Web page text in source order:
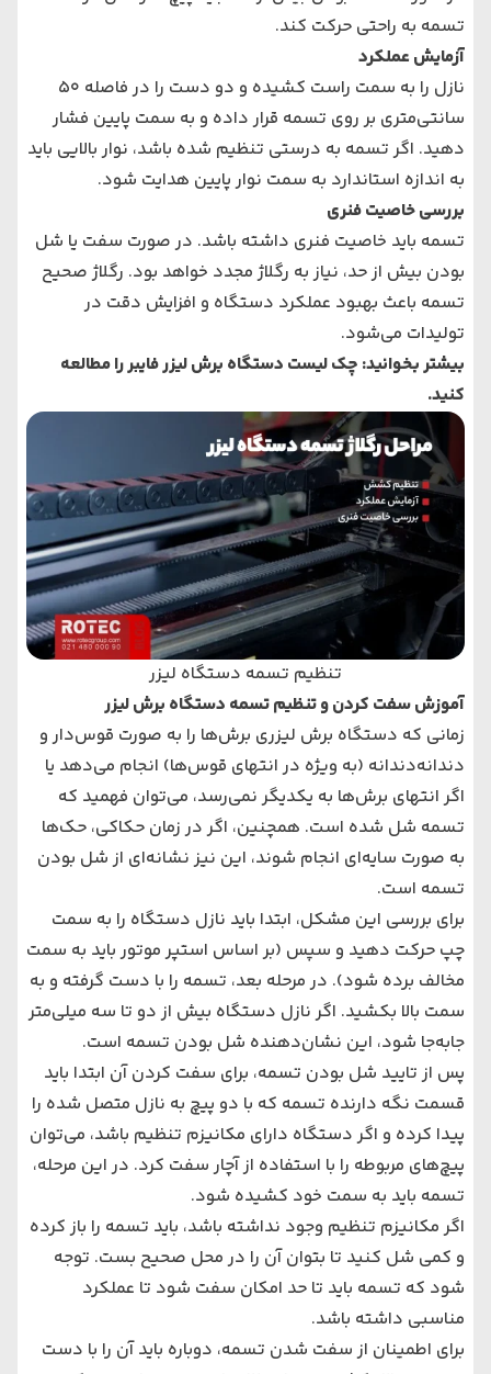
تسمه به راحتی حرکت کند.
آزمایش عملکرد
نازل را به سمت راست کشیده و دو دست را در فاصله 50
سانتی‌متری بر روی تسمه قرار داده و به سمت پایین فشار
دهید. اگر تسمه به درستی تنظیم شده باشد، نوار بالایی باید
به اندازه استاندارد به سمت نوار پایین هدایت شود.
بررسی خاصیت فنری
تسمه باید خاصیت فنری داشته باشد. در صورت سفت یا شل
بودن بیش از حد، نیاز به رگلاژ مجدد خواهد بود. رگلاژ صحیح
تسمه باعث بهبود عملکرد دستگاه و افزایش دقت در
تولیدات می‌شود.
بیشتر بخوانید: چک لیست دستگاه‌ برش لیزر فایبر را مطالعه
کنید.
تنظیم تسمه دستگاه لیزر
آموزش سفت کردن و تنظیم تسمه دستگاه برش لیزر
زمانی که دستگاه برش لیزری برش‌ها را به صورت قوس‌دار و
دندانه‌دندانه (به ویژه در انتهای قوس‌ها) انجام می‌دهد یا
اگر انتهای برش‌ها به یکدیگر نمی‌رسد، می‌توان فهمید که
تسمه شل شده است. همچنین، اگر در زمان حکاکی، حک‌ها
به صورت سایه‌ای انجام شوند، این نیز نشانه‌ای از شل بودن
تسمه است.
برای بررسی این مشکل، ابتدا باید نازل دستگاه را به سمت
چپ حرکت دهید و سپس (بر اساس استپر موتور باید به سمت
مخالف برده شود). در مرحله بعد، تسمه را با دست گرفته و به
سمت بالا بکشید. اگر نازل دستگاه بیش از دو تا سه میلی‌متر
جابه‌جا شود، این نشان‌دهنده شل بودن تسمه است.
پس از تایید شل بودن تسمه، برای سفت کردن آن ابتدا باید
قسمت نگه‌ دارنده تسمه که با دو پیچ به نازل متصل شده را
پیدا کرده و اگر دستگاه دارای مکانیزم تنظیم باشد، می‌توان
پیچ‌های مربوطه را با استفاده از آچار سفت کرد. در این مرحله،
تسمه باید به سمت خود کشیده شود.
اگر مکانیزم تنظیم وجود نداشته باشد، باید تسمه را باز کرده
و کمی شل کنید تا بتوان آن را در محل صحیح بست. توجه
شود که تسمه باید تا حد امکان سفت شود تا عملکرد
مناسبی داشته باشد.
برای اطمینان از سفت شدن تسمه، دوباره باید آن را با دست